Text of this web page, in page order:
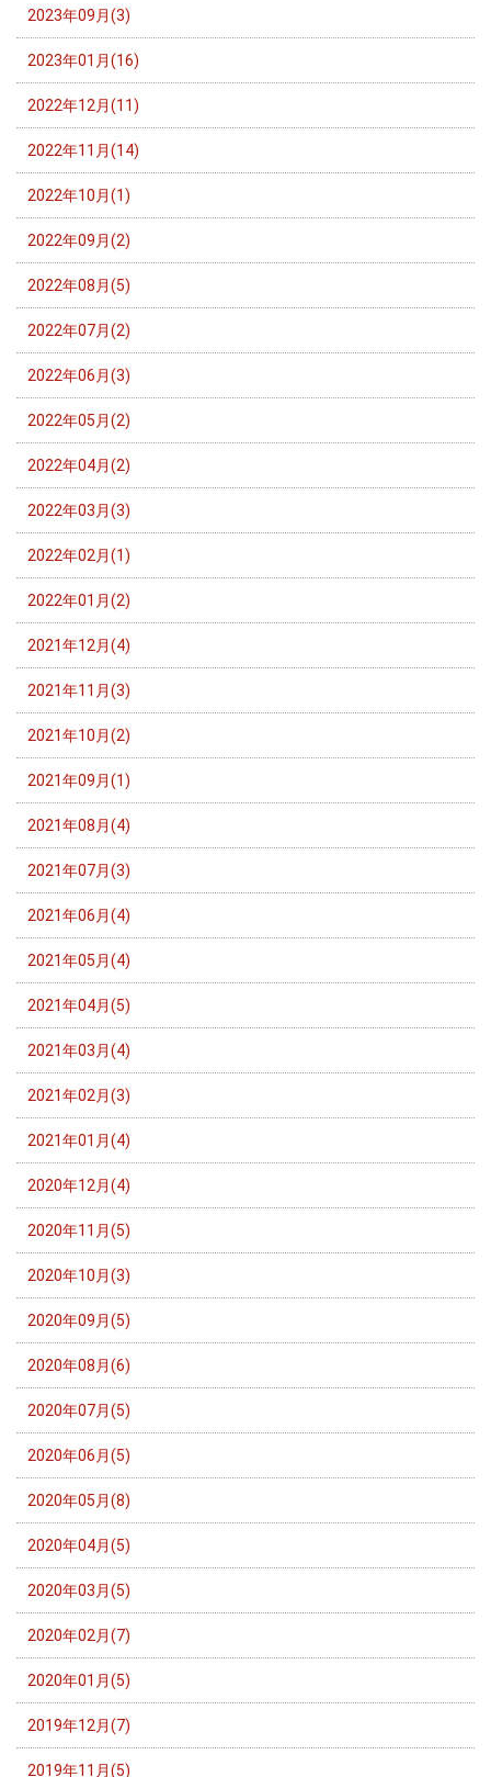
2023年09月(3)
2023年01月(16)
2022年12月(11)
2022年11月(14)
2022年10月(1)
2022年09月(2)
2022年08月(5)
2022年07月(2)
2022年06月(3)
2022年05月(2)
2022年04月(2)
2022年03月(3)
2022年02月(1)
2022年01月(2)
2021年12月(4)
2021年11月(3)
2021年10月(2)
2021年09月(1)
2021年08月(4)
2021年07月(3)
2021年06月(4)
2021年05月(4)
2021年04月(5)
2021年03月(4)
2021年02月(3)
2021年01月(4)
2020年12月(4)
2020年11月(5)
2020年10月(3)
2020年09月(5)
2020年08月(6)
2020年07月(5)
2020年06月(5)
2020年05月(8)
2020年04月(5)
2020年03月(5)
2020年02月(7)
2020年01月(5)
2019年12月(7)
2019年11月(5)